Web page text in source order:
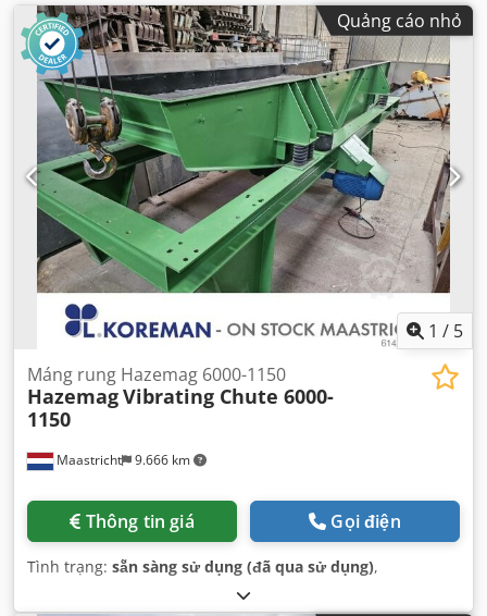
Quảng cáo nhỏ
1 / 5
Maastricht 9.666 km
Máng rung Hazemag 6000-1150
HazemagVibrating Chute 6000-
1150
Thông tin giá Gọi điện
Tình trạng: sẵn sàng sử dụng (đã qua sử dụng),